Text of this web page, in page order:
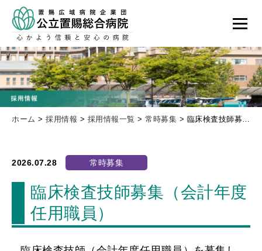
ホーム > 採用情報 > 採用情報一覧 > 常時募集 > 臨床検査技師募集（会計年度任用職員）
2026.07.28 常時募集
臨床検査技師募集（会計年度
任用職員）